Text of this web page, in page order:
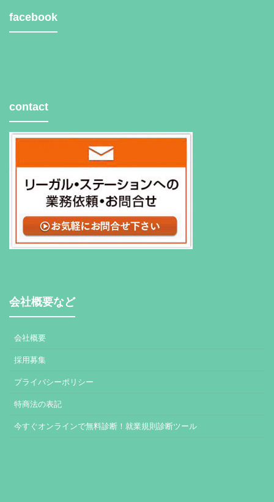
facebook
contact
会社概要など
会社概要
採用募集
プライバシーポリシー
特商法の表記
今すぐオンラインで無料診断！就業規則診断ツール